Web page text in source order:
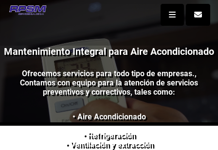
Mantenimiento Integral para Aire Acondicionado
Ofrecemos servicios para todo tipo de empresas.,
Contamos con equipo para la atención de servicios
preventivos y correctivos, tales como:
• Aire Acondicionado
• Refrigeración
• Ventilación y extracción